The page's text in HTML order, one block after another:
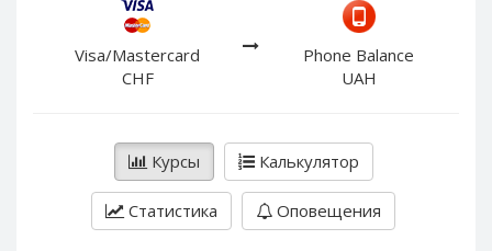
Visa/Mastercard
CHF
Phone Balance
UAH
Курсы Калькулятор
Статистика Оповещения
PayPal HKD
PayPal NOK
PayPal PLN
PayPal SGD
PayPal DKK
PayPal HKD
PayPal JPY
PayPal NOK
PayPal PLN
PayPal SGD